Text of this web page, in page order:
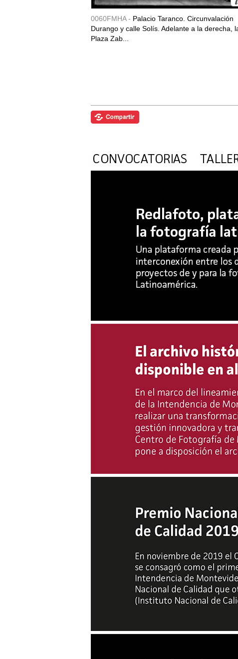
0060FMHA - Palacio Taranco. Circunvalación
Durango y calle Solís. Adelante a la derecha,
Plaza Zab...